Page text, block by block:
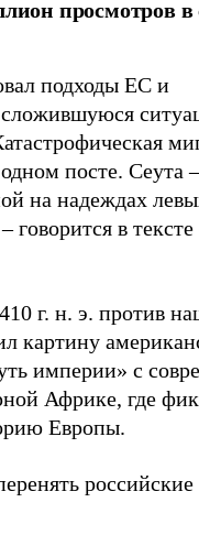
просмотров
подходы ЕС и
сложившуюся
посте. Сеута
на надеждах
в
г. н. э. против
картину
империи» с
Африке, где
Европы.
российские